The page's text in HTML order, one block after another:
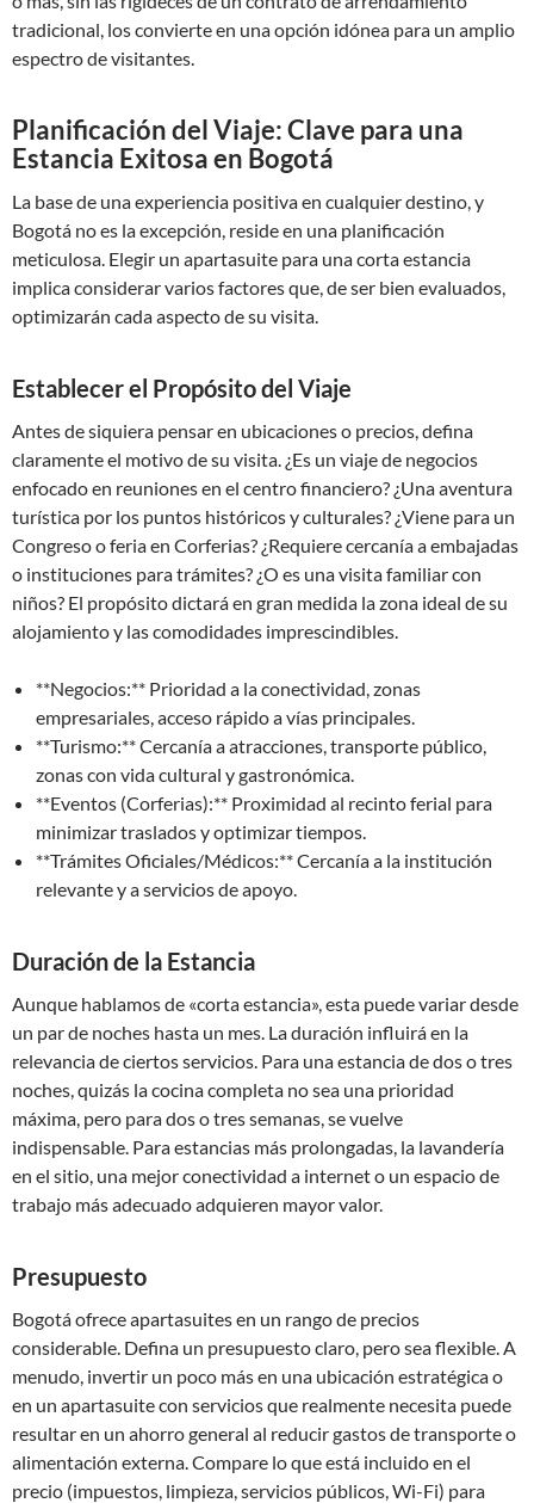
tradicional, los convierte en una opción idónea para un amplio
espectro de visitantes.
Planificación del Viaje: Clave para una
Estancia Exitosa en Bogotá
La base de una experiencia positiva en cualquier destino, y
Bogotá no es la excepción, reside en una planificación
meticulosa. Elegir un apartasuite para una corta estancia
implica considerar varios factores que, de ser bien evaluados,
optimizarán cada aspecto de su visita.
Establecer el Propósito del Viaje
Antes de siquiera pensar en ubicaciones o precios, defina
claramente el motivo de su visita. ¿Es un viaje de negocios
enfocado en reuniones en el centro financiero? ¿Una aventura
turística por los puntos históricos y culturales? ¿Viene para un
Congreso o feria en Corferias? ¿Requiere cercanía a embajadas
o instituciones para trámites? ¿O es una visita familiar con
niños? El propósito dictará en gran medida la zona ideal de su
alojamiento y las comodidades imprescindibles.
**Negocios:** Prioridad a la conectividad, zonas
empresariales, acceso rápido a vías principales.
**Turismo:** Cercanía a atracciones, transporte público,
zonas con vida cultural y gastronómica.
**Eventos (Corferias):** Proximidad al recinto ferial para
minimizar traslados y optimizar tiempos.
**Trámites Oficiales/Médicos:** Cercanía a la institución
relevante y a servicios de apoyo.
Duración de la Estancia
Aunque hablamos de «corta estancia», esta puede variar desde
un par de noches hasta un mes. La duración influirá en la
relevancia de ciertos servicios. Para una estancia de dos o tres
noches, quizás la cocina completa no sea una prioridad
máxima, pero para dos o tres semanas, se vuelve
indispensable. Para estancias más prolongadas, la lavandería
en el sitio, una mejor conectividad a internet o un espacio de
trabajo más adecuado adquieren mayor valor.
Presupuesto
Bogotá ofrece apartasuites en un rango de precios
considerable. Defina un presupuesto claro, pero sea flexible. A
menudo, invertir un poco más en una ubicación estratégica o
en un apartasuite con servicios que realmente necesita puede
resultar en un ahorro general al reducir gastos de transporte o
alimentación externa. Compare lo que está incluido en el
precio (impuestos, limpieza, servicios públicos, Wi-Fi) para